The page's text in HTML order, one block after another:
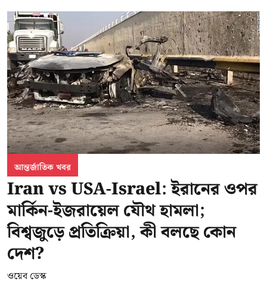
আন্তর্জাতিক খবর
Iran vs USA-Israel: ইরানের ওপর
মার্কিন-ইজরায়েল যৌথ হামলা;
বিশ্বজুড়ে প্রতিক্রিয়া, কী বলছে কোন
দেশ?
ওয়েব ডেস্ক